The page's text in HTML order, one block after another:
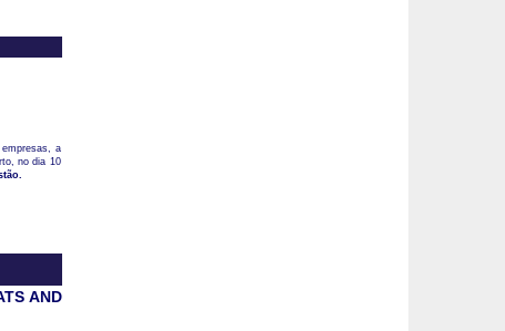
a
no dia 10
AND